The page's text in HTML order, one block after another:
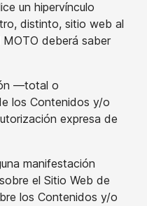
un hipervínculo
distinto, sitio web al
MOTO deberá saber
—total o
los Contenidos y/o
expresa de
manifestación
el Sitio Web de
los Contenidos y/o